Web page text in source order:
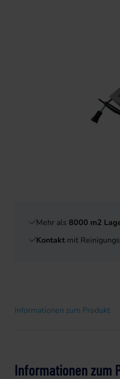
Mehr als 8000 m2
Kontakt mit
Informationen zum Produkt
Informationen zum